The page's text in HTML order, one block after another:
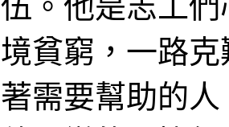
貧窮，一路
需要幫助的